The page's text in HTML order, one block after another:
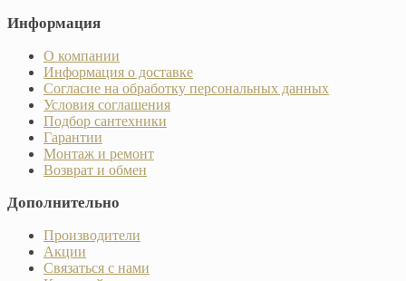
Информация
О компании
Информация о доставке
Согласие на обработку персональных данных
Условия соглашения
Подбор сантехники
Гарантии
Монтаж и ремонт
Возврат и обмен
Дополнительно
Производители
Акции
Связаться с нами